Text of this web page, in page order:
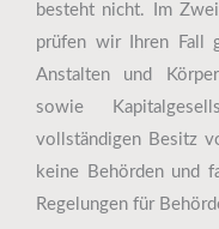
besteht nicht. Im
prüfen wir Ihren Fall
Anstalten und
sowie
vollständigen Besitz
keine Behörden und
Regelungen für